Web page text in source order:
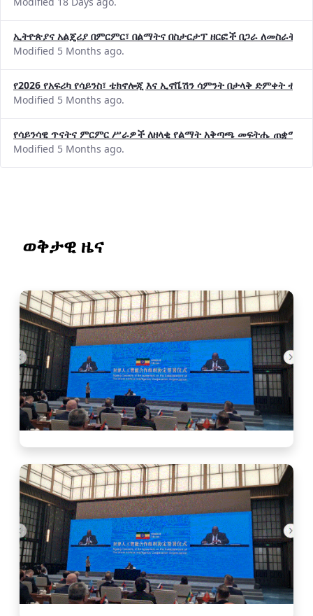
ኢትዮጵያና አልጄሪያ በምርምር፣ በልማትና በስታርታፕ ዘርፎች በጋራ ለመስራት
Modified 5 Months ago.
የ2026 የአፍሪካ የሳይንስ፣ ቴክኖሎጂ እና ኢኖቬሽን ሳምንት በታላቅ ድምቀት
Modified 5 Months ago.
የሳይንሳዊ ጥናትና ምርምር ሥራዎች ለዘላቂ የልማት አቅጣጫ መፍትሔ ጠቋሚ
Modified 5 Months ago.
ወቅታዊ ዜና